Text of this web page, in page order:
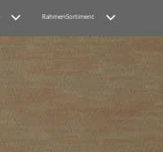
RahmenSortiment